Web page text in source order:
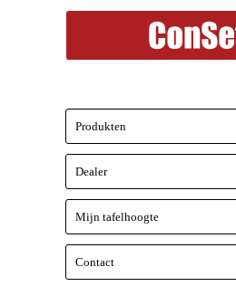
Produkten
Dealer
Mijn tafelhoogte
Contact